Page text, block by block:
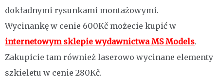
dokładnymi rysunkami montażowymi.
Wycinankę w cenie 600Kč możecie kupić w
internetowym sklepie wydawnictwa MS Models.
Zakupicie tam również laserowo wycinane elementy
szkieletu w cenie 280Kč.